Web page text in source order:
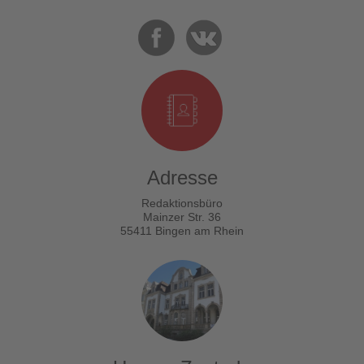
Adresse
Redaktionsbüro
Mainzer Str. 36
55411 Bingen am Rhein